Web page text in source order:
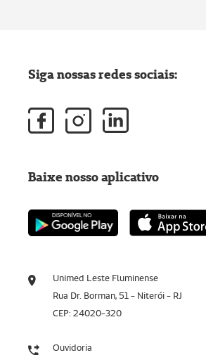
Unimed Leste Fluminense
Rua Dr. Borman, 51 - Niterói - RJ
CEP: 24020-320
Ouvidoria
Siga nossas redes sociais:
Baixe nosso aplicativo